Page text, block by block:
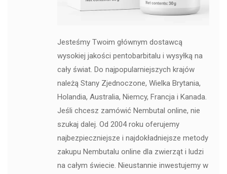
Jesteśmy Twoim głównym dostawcą
wysokiej jakości pentobarbitalu i wysyłką na
cały świat. Do najpopularniejszych krajów
należą Stany Zjednoczone, Wielka Brytania,
Holandia, Australia, Niemcy, Francja i Kanada.
Jeśli chcesz zamówić Nembutal online, nie
szukaj dalej. Od 2004 roku oferujemy
najbezpieczniejsze i najdokładniejsze metody
zakupu Nembutalu online dla zwierząt i ludzi
na całym świecie. Nieustannie inwestujemy w